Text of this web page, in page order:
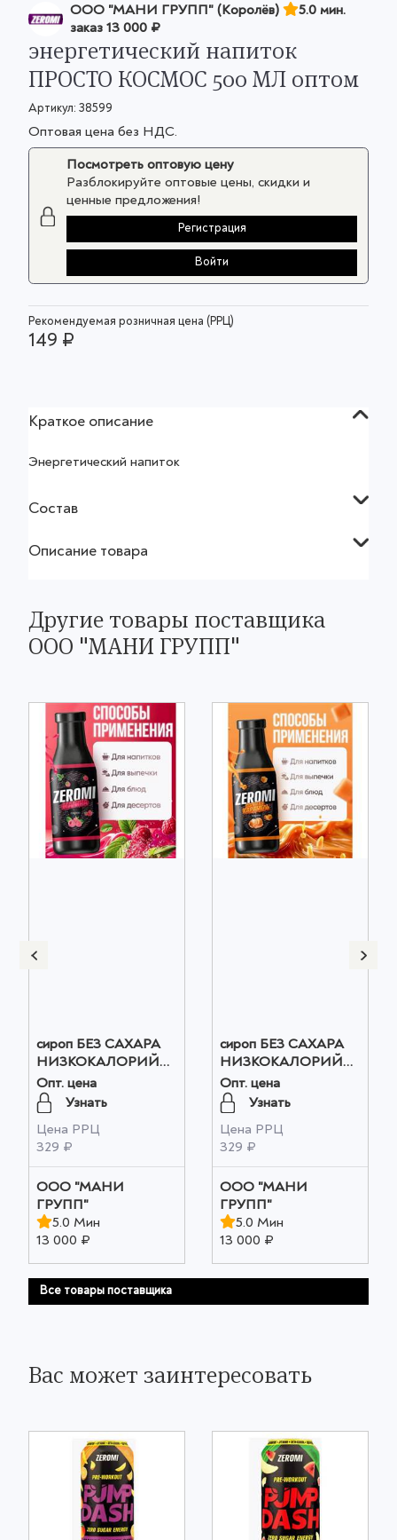
ООО "МАНИ ГРУПП" (Королёв)
5.0 мин.
заказ13 000 ₽
энергетический напиток
ПРОСТО КОСМОС 500 МЛ оптом
Артикул: 38599
Оптовая цена без НДС.
Посмотреть оптовую цену
Разблокируйте оптовые цены, скидки и
ценные предложения!
Регистрация
Войти
Рекомендуемая розничная цена (РРЦ)
149 ₽
Краткое описание
Энергетический напиток
Состав
Описание товара
Другие товары поставщика
ООО "МАНИ ГРУПП"
сироп БЕЗ САХАРА
НИЗКОКАЛОРИЙНЫЙ
МАЛИНА оптом
Опт. цена
Узнать
Цена РРЦ
329 ₽
ООО "МАНИ
ГРУПП"
5.0 Мин
13 000 ₽
сироп БЕЗ САХАРА
НИЗКОКАЛОРИЙНЫЙ
СОЛЕНАЯ
КАРАМЕЛЬ оптом
Опт. цена
Узнать
Цена РРЦ
329 ₽
ООО "МАНИ
ГРУПП"
5.0 Мин
13 000 ₽
Все товары поставщика
Вас может заинтересовать